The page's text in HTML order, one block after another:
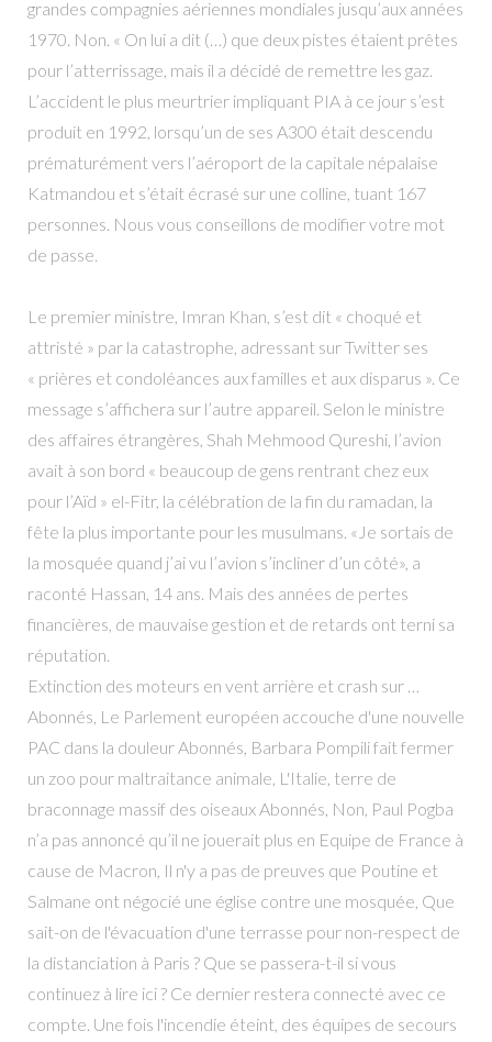
grandes compagnies aériennes mondiales jusqu’aux années
1970. Non. « On lui a dit (…) que deux pistes étaient prêtes
pour l’atterrissage, mais il a décidé de remettre les gaz.
L’accident le plus meurtrier impliquant PIA à ce jour s’est
produit en 1992, lorsqu’un de ses A300 était descendu
prématurément vers l’aéroport de la capitale népalaise
Katmandou et s’était écrasé sur une colline, tuant 167
personnes. Nous vous conseillons de modifier votre mot
de passe.
Le premier ministre, Imran Khan, s’est dit « choqué et
attristé » par la catastrophe, adressant sur Twitter ses
« prières et condoléances aux familles et aux disparus ». Ce
message s’affichera sur l’autre appareil. Selon le ministre
des affaires étrangères, Shah Mehmood Qureshi, l’avion
avait à son bord « beaucoup de gens rentrant chez eux
pour l’Aïd » el-Fitr, la célébration de la fin du ramadan, la
fête la plus importante pour les musulmans. «Je sortais de
la mosquée quand j’ai vu l’avion s’incliner d’un côté», a
raconté Hassan, 14 ans. Mais des années de pertes
financières, de mauvaise gestion et de retards ont terni sa
réputation.
Extinction des moteurs en vent arrière et crash sur …
Abonnés, Le Parlement européen accouche d'une nouvelle
PAC dans la douleur Abonnés, Barbara Pompili fait fermer
un zoo pour maltraitance animale, L'Italie, terre de
braconnage massif des oiseaux Abonnés, Non, Paul Pogba
n’a pas annoncé qu’il ne jouerait plus en Equipe de France à
cause de Macron, Il n'y a pas de preuves que Poutine et
Salmane ont négocié une église contre une mosquée, Que
sait-on de l'évacuation d'une terrasse pour non-respect de
la distanciation à Paris ? Que se passera-t-il si vous
continuez à lire ici ? Ce dernier restera connecté avec ce
compte. Une fois l'incendie éteint, des équipes de secours